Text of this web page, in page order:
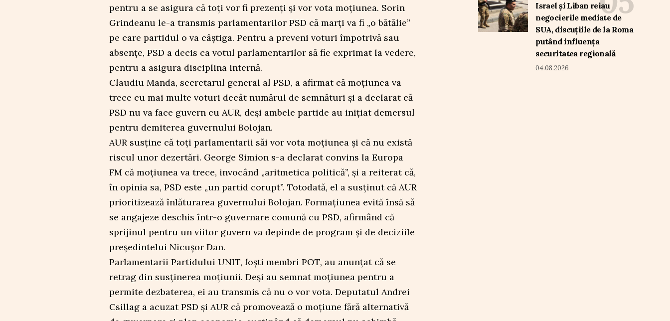
pentru a se asigura că toți vor fi prezenți și vor vota moțiunea. Sorin
Grindeanu le-a transmis parlamentarilor PSD că marți va fi „o bătălie”
pe care partidul o va câștiga. Pentru a preveni voturi împotrivă sau
absențe, PSD a decis ca votul parlamentarilor să fie exprimat la vedere,
pentru a asigura disciplina internă.
Claudiu Manda, secretarul general al PSD, a afirmat că moțiunea va
trece cu mai multe voturi decât numărul de semnături și a declarat că
PSD nu va face guvern cu AUR, deși ambele partide au inițiat demersul
pentru demiterea guvernului Bolojan.
AUR susține că toți parlamentarii săi vor vota moțiunea și că nu există
riscul unor dezertări. George Simion s-a declarat convins la Europa
FM că moțiunea va trece, invocând „aritmetica politică”, și a reiterat că,
în opinia sa, PSD este „un partid corupt”. Totodată, el a susținut că AUR
prioritizează înlăturarea guvernului Bolojan. Formațiunea evită însă să
se angajeze deschis într-o guvernare comună cu PSD, afirmând că
sprijinul pentru un viitor guvern va depinde de program și de deciziile
președintelui Nicușor Dan.
Parlamentarii Partidului UNIT, foști membri POT, au anunțat că se
retrag din susținerea moțiunii. Deși au semnat moțiunea pentru a
permite dezbaterea, ei au transmis că nu o vor vota. Deputatul Andrei
Csillag a acuzat PSD și AUR că promovează o moțiune fără alternativă
Israel și Liban reiau
negocierile mediate de
SUA, discuțiile de la Roma
putând influența
securitatea regională
04.08.2026